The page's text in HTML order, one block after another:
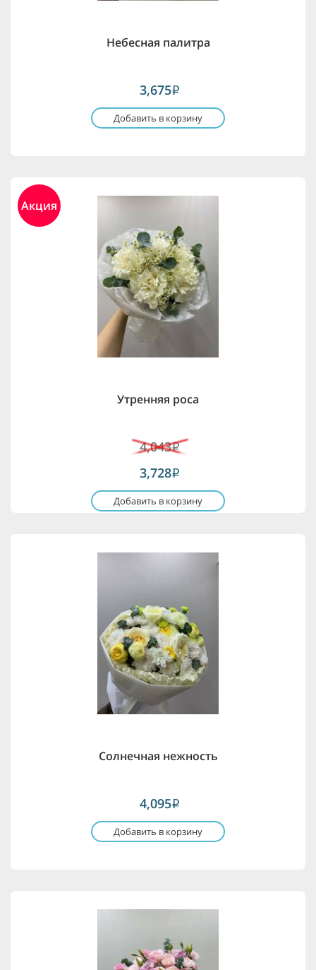
Небесная палитра
3,675i
Добавить в корзину
Акция
Утренняя роса
4,043i
3,728i
Добавить в корзину
Солнечная нежность
4,095i
Добавить в корзину